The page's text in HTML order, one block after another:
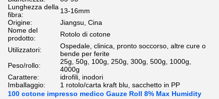
Lunghezza della
fibra:
13-16mm
Origine:
Jiangsu, Cina
Nome del
prodotto:
Rotolo di cotone
Utilizzatori:
Ospedale, clinica, pronto soccorso, altre cure o
bende per ferite
Peso/rollo:
25g, 50g, 100g, 250g, 300g, 500g, 1000g,
4000g
Carattere:
idrofili, inodori
Imballaggio:
1 rotolo/carta kraft blu, sacchetto in PP
100 cotone impresso medico Gauze Roll 8% Max Humidity